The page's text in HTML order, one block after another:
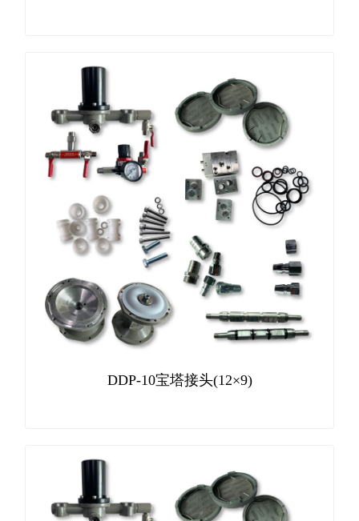
DDP-10宝塔接头(12×9)